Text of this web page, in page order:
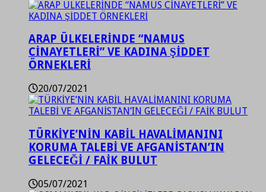
ARAP ÜLKELERİNDE “NAMUS
CİNAYETLERİ” VE KADINA ŞİDDET
ÖRNEKLERİ
20/07/2021
TÜRKİYE’NİN KABİL HAVALİMANINI
KORUMA TALEBİ VE AFGANİSTAN’IN
GELECEĞİ / FAİK BULUT
05/07/2021